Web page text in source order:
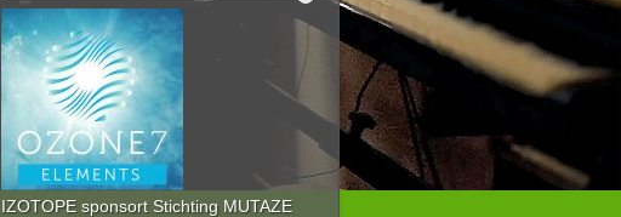
IZOTOPE sponsort Stichting MUTAZE